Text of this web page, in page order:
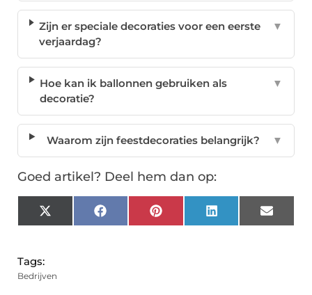
Zijn er speciale decoraties voor een eerste
verjaardag?
▼
Hoe kan ik ballonnen gebruiken als
decoratie?
▼
Waarom zijn feestdecoraties belangrijk? ▼
Goed artikel? Deel hem dan op:
X
(Twitter)
FacebookPinterest LinkedIn Email
Tags:
Bedrijven